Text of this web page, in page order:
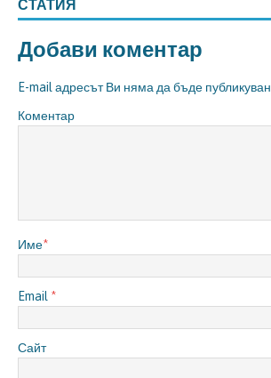
СТАТИЯ
Добави коментар
E-mail адресът Ви няма да бъде публикуван
Коментар
Име*
Email *
Сайт